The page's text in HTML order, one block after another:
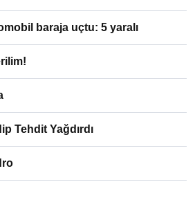
baraja uçtu: 5 yaralı
Tehdit Yağdırdı